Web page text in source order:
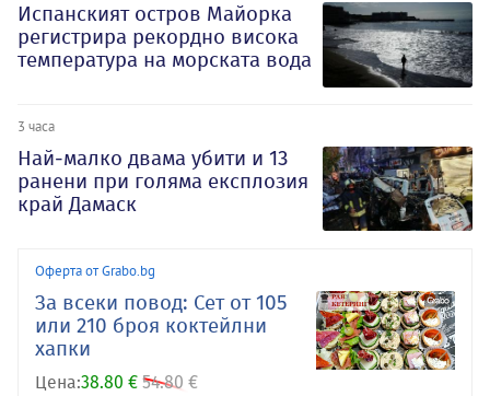
Испанският остров Майорка
регистрира рекордно висока
температура на морската вода
3 часа
Най-малко двама убити и 13
ранени при голяма експлозия
край Дамаск
Оферта от Grabo.bg
За всеки повод: Сет от 105
или 210 броя коктейлни
хапки
Цена:38.80 € 54.80 €